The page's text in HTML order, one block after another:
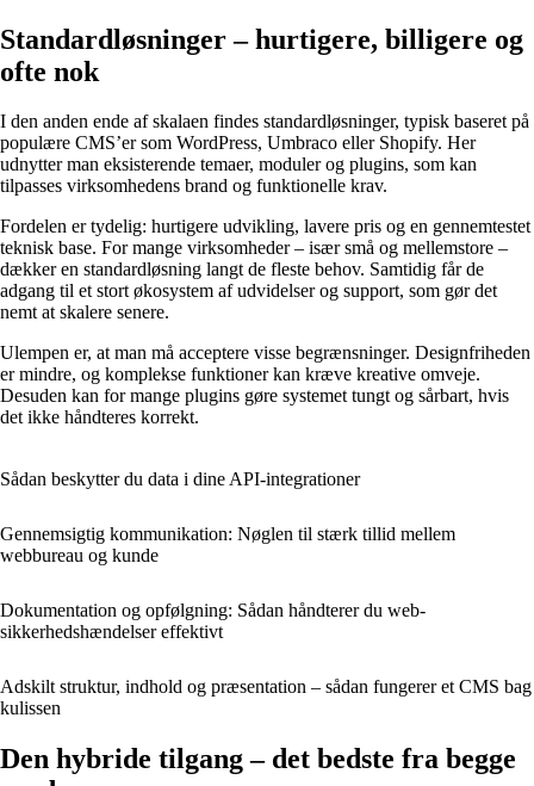
Standardløsninger – hurtigere, billigere og
ofte nok
I den anden ende af skalaen findes standardløsninger, typisk baseret på
populære CMS’er som WordPress, Umbraco eller Shopify. Her
udnytter man eksisterende temaer, moduler og plugins, som kan
tilpasses virksomhedens brand og funktionelle krav.
Fordelen er tydelig: hurtigere udvikling, lavere pris og en gennemtestet
teknisk base. For mange virksomheder – især små og mellemstore –
dækker en standardløsning langt de fleste behov. Samtidig får de
adgang til et stort økosystem af udvidelser og support, som gør det
nemt at skalere senere.
Ulempen er, at man må acceptere visse begrænsninger. Designfriheden
er mindre, og komplekse funktioner kan kræve kreative omveje.
Desuden kan for mange plugins gøre systemet tungt og sårbart, hvis
det ikke håndteres korrekt.
Sådan beskytter du data i dine API‑integrationer
Gennemsigtig kommunikation: Nøglen til stærk tillid mellem
webbureau og kunde
Dokumentation og opfølgning: Sådan håndterer du web­
sikkerhedshændelser effektivt
Adskilt struktur, indhold og præsentation – sådan fungerer et CMS bag
kulissen
Den hybride tilgang – det bedste fra begge